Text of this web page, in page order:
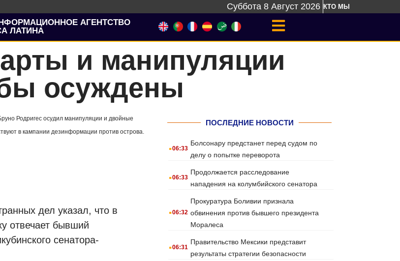
Суббота 8 Август 2026 КТО МЫ
АГЕНТСТВО
ЛАТИНА
и манипуляции
осуждены
Родригес осудил манипуляции и двойные
в кампании дезинформации против острова.
дел указал, что в
отвечает бывший
сенатора-
ПОСЛЕДНИЕ НОВОСТИ
.06:33
Болсонару предстанет перед судом по
делу о попытке переворота
.06:33
Продолжается расследование
нападения на колумбийского сенатора
.06:32
Прокуратура Боливии признала
обвинения против бывшего президента
Моралеса
.06:31
Правительство Мексики представит
результаты стратегии безопасности